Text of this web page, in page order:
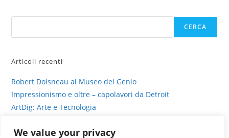
We value your privacy
CERCA
Articoli recenti
Robert Doisneau al Museo del Genio
Impressionismo e oltre – capolavori da Detroit
ArtDig: Arte e Tecnologia
La fotografia viva di Valentina Murabito